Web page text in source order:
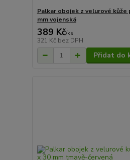
Palkar obojek z velurové kůže
mm vojenská
389 Kč/ks
321 Kč bez DPH
Přidat do